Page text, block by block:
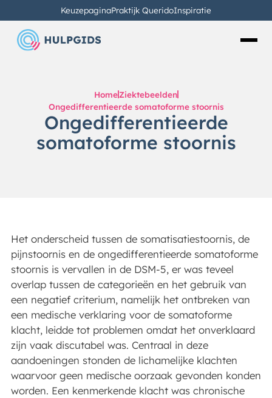
KeuzepaginaPraktijk QueridoInspiratie
Home Ziektebeelden
Ongedifferentieerde somatoforme stoornis
Ongedifferentieerde
somatoforme stoornis
Het onderscheid tussen de somatisatiestoornis, de
pijnstoornis en de ongedifferentieerde somatoforme
stoornis is vervallen in de DSM-5, er was teveel
overlap tussen de categorieën en het gebruik van
een negatief criterium, namelijk het ontbreken van
een medische verklaring voor de somatoforme
klacht, leidde tot problemen omdat het onverklaard
zijn vaak discutabel was. Centraal in deze
aandoeningen stonden de lichamelijke klachten
waarvoor geen medische oorzaak gevonden konden
worden. Een kenmerkende klacht was chronische